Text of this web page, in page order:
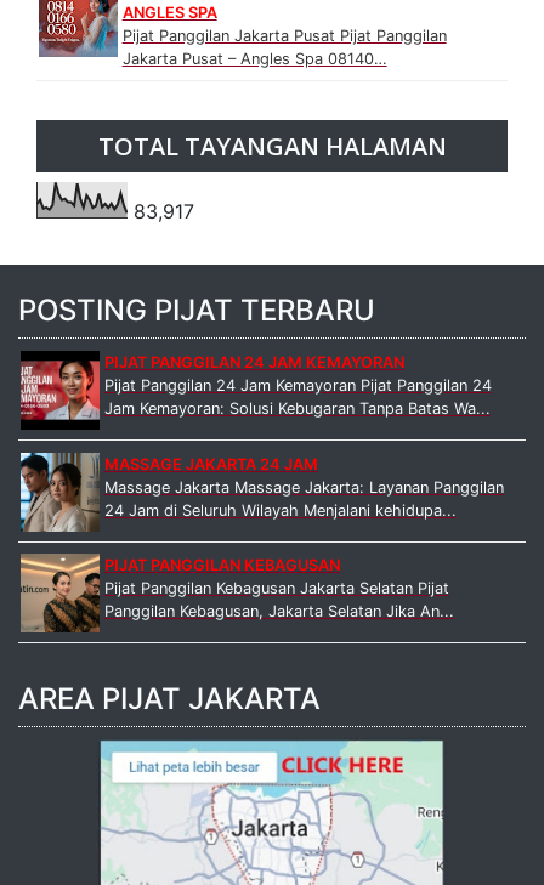
ANGLES SPA
Pijat Panggilan Jakarta Pusat Pijat Panggilan
Jakarta Pusat – Angles Spa 08140…
TOTAL TAYANGAN HALAMAN
83,917
POSTING PIJAT TERBARU
PIJAT PANGGILAN 24 JAM KEMAYORAN
Pijat Panggilan 24 Jam Kemayoran Pijat Panggilan 24
Jam Kemayoran: Solusi Kebugaran Tanpa Batas Wa...
MASSAGE JAKARTA 24 JAM
Massage Jakarta Massage Jakarta: Layanan Panggilan
24 Jam di Seluruh Wilayah Menjalani kehidupa...
PIJAT PANGGILAN KEBAGUSAN
Pijat Panggilan Kebagusan Jakarta Selatan Pijat
Panggilan Kebagusan, Jakarta Selatan Jika An...
AREA PIJAT JAKARTA